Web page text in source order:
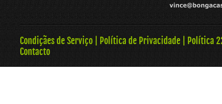
Condiçães de Serviço Política de Privacidade
Política
Contacto